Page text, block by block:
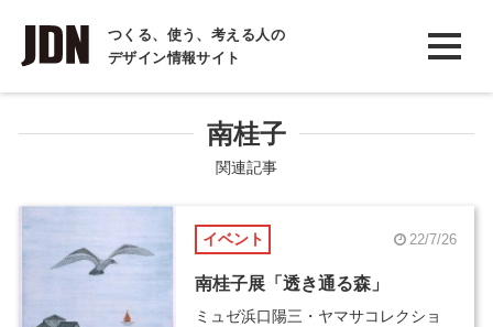
つくる、使う、考える人の
デザイン情報サイト
INTERVIEW
インタビュー
COLUMN
南桂子
関連記事
イベント 22/7/26
南桂子展「透き通る森」
ミュゼ浜口陽三・ヤマサコレクショ